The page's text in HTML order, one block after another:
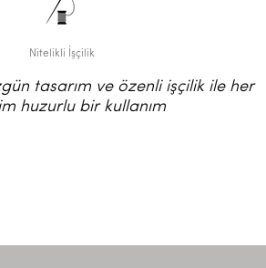
Nitelikli İşçilik
tasarım ve özenli işçilik ile her
huzurlu bir kullanım